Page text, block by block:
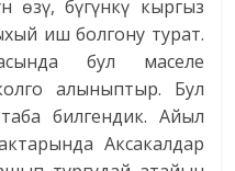
өзү, бүгүнкү кыргыз
иш болгону турат.
бул маселе
алыныптыр. Бул
билгендик. Айыл
Аксакалдар